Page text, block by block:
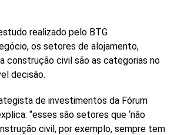
realizado pelo BTG
os setores de alojamento,
construção civil são as categorias no
decisão.
de investimentos da Fórum
“esses são setores que ‘não
civil, por exemplo, sempre tem